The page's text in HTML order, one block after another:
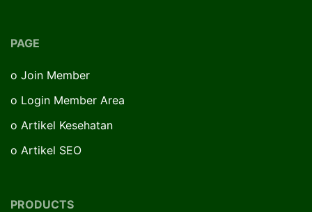
PAGE
o Join Member
o Login Member Area
o Artikel Kesehatan
o Artikel SEO
PRODUCTS